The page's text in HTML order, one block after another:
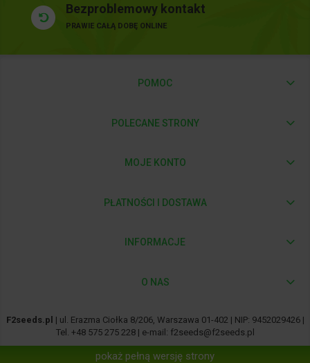
Bezproblemowy kontakt
PRAWIE CAŁĄ DOBĘ ONLINE
POMOC
POLECANE STRONY
MOJE KONTO
PŁATNOŚCI I DOSTAWA
INFORMACJE
O NAS
F2seeds.pl | ul. Erazma Ciołka 8/206, Warszawa 01-402 | NIP: 9452029426 |
Tel. +48 575 275 228| e-mail: f2seeds@f2seeds.pl
pokaż pełną wersję strony